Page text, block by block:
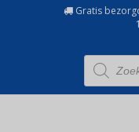
Gratis
Producten
zoeken